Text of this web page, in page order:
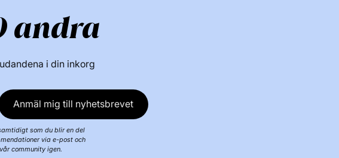
Rengöring på en bomullsrondell - Rengör nageln noggrant - Låt
nagelytan efter att den har rengjorts
lager Base Coat - Härda den i 30 sekunder i Gel iQ UV/LED -
Steg 3 - Polera/färg:- Undvik kontakt med hud och
nagelband - Applicera ett tunt lager Gel iQ Polish och härda i
sekunder - Applicera ytterligare ett tunt lager Gel iQ Polish
och härda igen i 30 sekunder
andra
i din inkorg
Anmäl mig till nyhetsbrevet
som du blir en del
via e-post och
community igen.